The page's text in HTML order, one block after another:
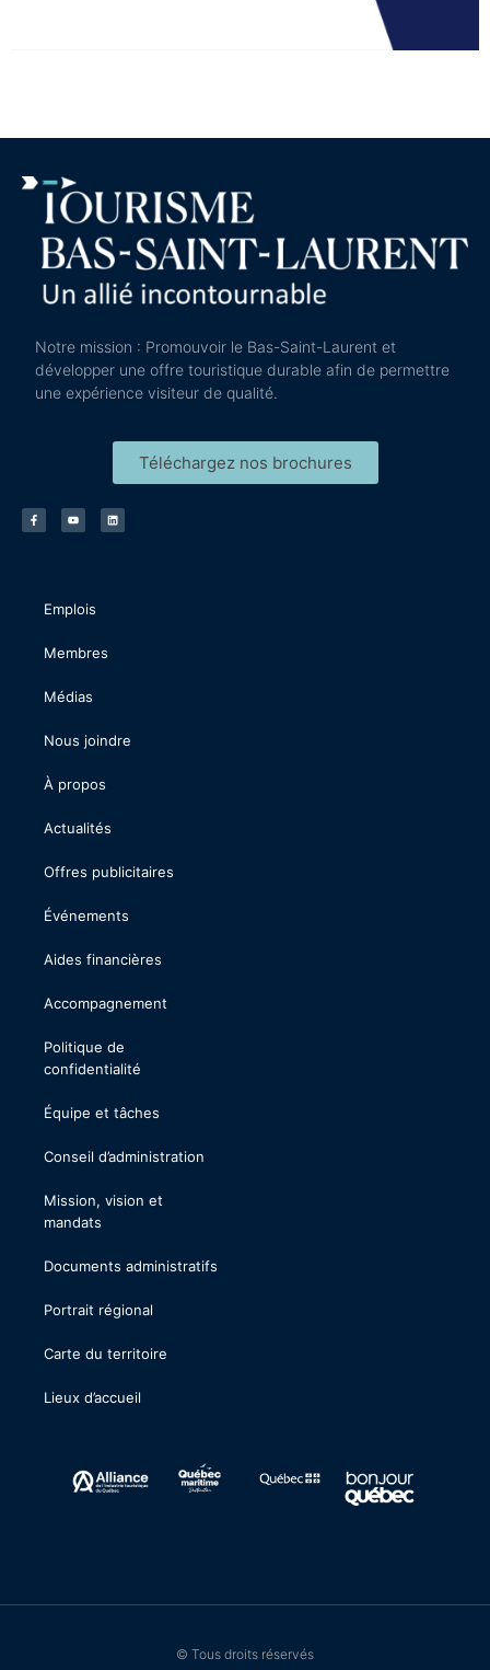
Notre mission : Promouvoir le Bas-Saint-Laurent et
développer une offre touristique durable afin de permettre
une expérience visiteur de qualité.
Téléchargez nos brochures
Emplois
Membres
Médias
Nous joindre
À propos
Actualités
Offres publicitaires
Événements
Aides financières
Accompagnement
Politique de
confidentialité
Équipe et tâches
Conseil d’administration
Mission, vision et
mandats
Documents administratifs
Portrait régional
Carte du territoire
Lieux d’accueil
© Tous droits réservés